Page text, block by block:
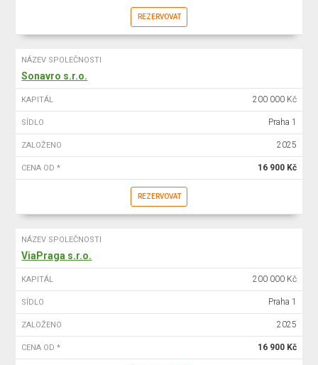
REZERVOVAT
NÁZEV SPOLEČNOSTI
Sonavro s.r.o.
KAPITÁL 200 000 Kč
SÍDLO Praha 1
ZALOŽENO 2025
CENA OD * 16 900 Kč
REZERVOVAT
NÁZEV SPOLEČNOSTI
ViaPraga s.r.o.
KAPITÁL 200 000 Kč
SÍDLO Praha 1
ZALOŽENO 2025
CENA OD * 16 900 Kč